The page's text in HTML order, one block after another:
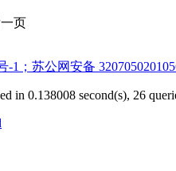
页
-1；苏公网安备
in 0.138008 second(s), 26